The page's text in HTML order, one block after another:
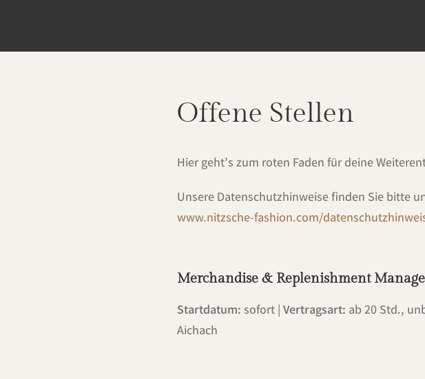
Offene Stellen
Hier geht’s zum roten Faden für deine
Unsere Datenschutzhinweise finden Sie bitte
www.nitzsche-fashion.com/
Merchandise & Replenishment
Startdatum: sofort |Vertragsart: ab 20 Std.,
Aichach